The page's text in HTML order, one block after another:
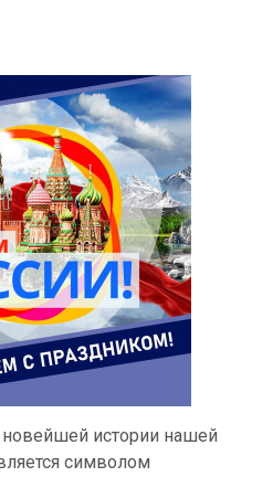
новейшей истории нашей
символом